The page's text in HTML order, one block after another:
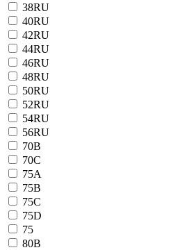
38RU
40RU
42RU
44RU
46RU
48RU
50RU
52RU
54RU
56RU
70B
70C
75A
75B
75C
75D
75
80B